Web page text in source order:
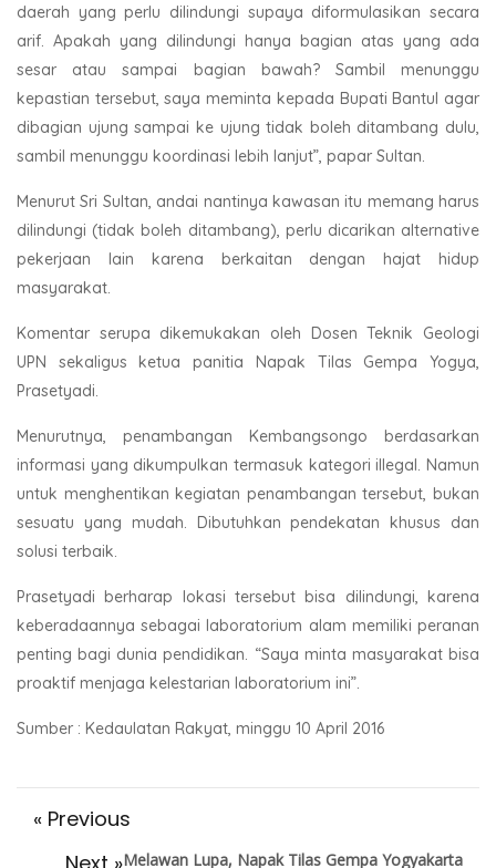
daerah yang perlu dilindungi supaya diformulasikan secara
arif. Apakah yang dilindungi hanya bagian atas yang ada
sesar atau sampai bagian bawah? Sambil menunggu
kepastian tersebut, saya meminta kepada Bupati Bantul agar
dibagian ujung sampai ke ujung tidak boleh ditambang dulu,
sambil menunggu koordinasi lebih lanjut”, papar Sultan.
Menurut Sri Sultan, andai nantinya kawasan itu memang harus
dilindungi (tidak boleh ditambang), perlu dicarikan alternative
pekerjaan lain karena berkaitan dengan hajat hidup
masyarakat.
Komentar serupa dikemukakan oleh Dosen Teknik Geologi
UPN sekaligus ketua panitia Napak Tilas Gempa Yogya,
Prasetyadi.
Menurutnya, penambangan Kembangsongo berdasarkan
informasi yang dikumpulkan termasuk kategori illegal. Namun
untuk menghentikan kegiatan penambangan tersebut, bukan
sesuatu yang mudah. Dibutuhkan pendekatan khusus dan
solusi terbaik.
Prasetyadi berharap lokasi tersebut bisa dilindungi, karena
keberadaannya sebagai laboratorium alam memiliki peranan
penting bagi dunia pendidikan. “Saya minta masyarakat bisa
proaktif menjaga kelestarian laboratorium ini”.
Sumber : Kedaulatan Rakyat, minggu 10 April 2016
« Previous
Melawan Lupa, Napak Tilas Gempa Yogyakarta
Next »